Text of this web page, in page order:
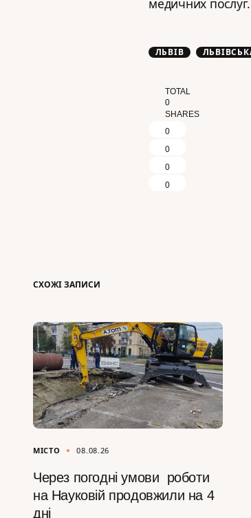
медичних послуг.
ЛЬВІВ
TOTAL
0
SHARES
0
0
0
0
СХОЖІ ЗАПИСИ
МІСТО 08.08.26
Через погодні умови роботи
на Науковій продовжили на 4
дні